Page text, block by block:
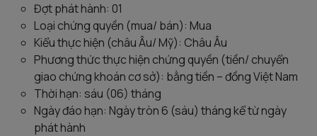
Đợt phát hành: 01
Loại chứng quyền (mua/ bán): Mua
Kiểu thực hiện (châu Âu/ Mỹ): Châu Âu
Phương thức thực hiện chứng quyền (tiền/ chuyển
giao chứng khoán cơ sở): bằng tiền – đồng Việt Nam
Thời hạn: sáu (06) tháng
Ngày đáo hạn: Ngày tròn 6 (sáu) tháng kể từ ngày
phát hành